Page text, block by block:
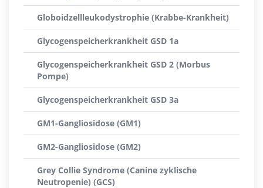
Globoidzellleukodystrophie (Krabbe-Krankheit)
Glycogenspeicherkrankheit GSD 1a
Glycogenspeicherkrankheit GSD 2 (Morbus
Pompe)
Glycogenspeicherkrankheit GSD 3a
GM1-Gangliosidose (GM1)
GM2-Gangliosidose (GM2)
Grey Collie Syndrome (Canine zyklische
Neutropenie) (GCS)